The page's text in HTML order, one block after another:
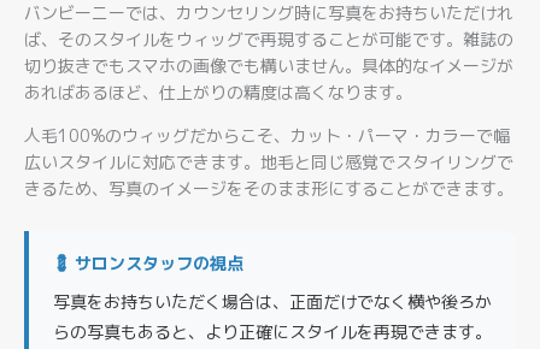
バンビーニーでは、カウンセリング時に写真をお持ちいただけれ
ば、そのスタイルをウィッグで再現することが可能です。雑誌の
切り抜きでもスマホの画像でも構いません。具体的なイメージが
あればあるほど、仕上がりの精度は高くなります。
人毛100%のウィッグだからこそ、カット・パーマ・カラーで幅
広いスタイルに対応できます。地毛と同じ感覚でスタイリングで
きるため、写真のイメージをそのまま形にすることができます。
💈 サロンスタッフの視点
写真をお持ちいただく場合は、正面だけでなく横や後ろか
らの写真もあると、より正確にスタイルを再現できます。